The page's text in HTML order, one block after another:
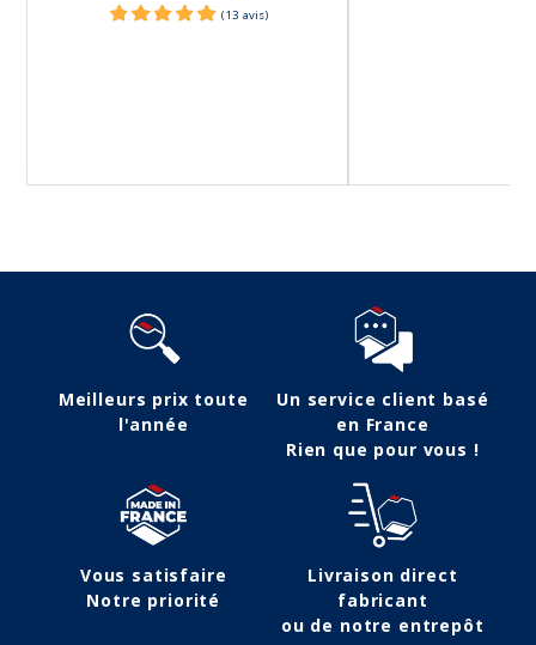
Meilleurs prix toute
l'année
Un service client basé
en France
Rien que pour vous !
Vous satisfaire
Notre priorité
Livraison direct
fabricant
ou de notre entrepôt